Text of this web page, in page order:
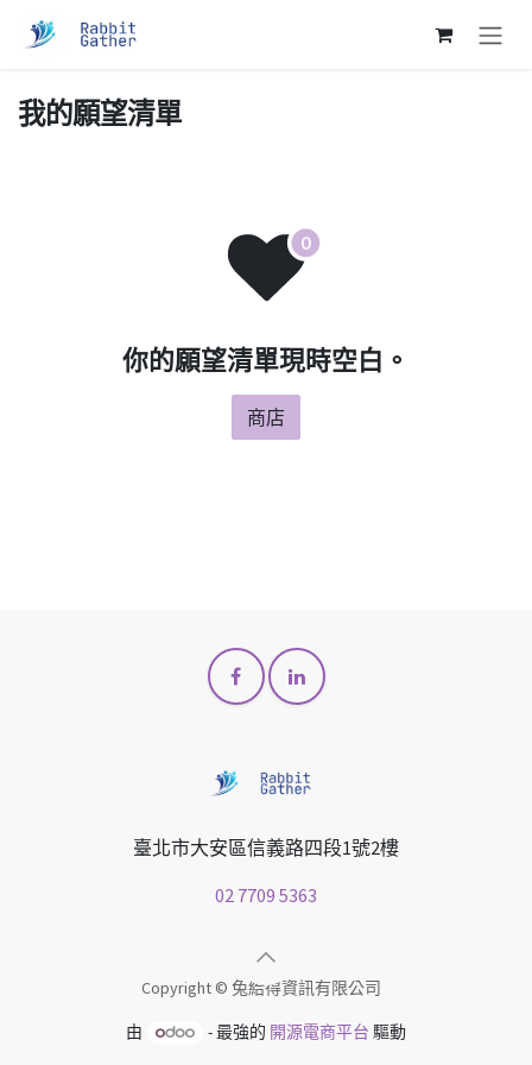
我的願望清單
你的願望清單現時空白。
商店
臺北市大安區信義路四段1號2樓
02 7709 5363
Copyright © 兔給得資訊有限公司
由 - 最強的 開源電商平台 驅動